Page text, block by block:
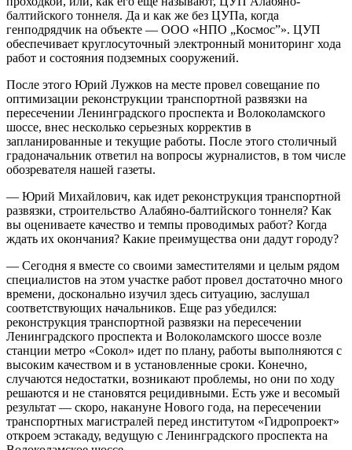
балтийского тоннеля. Да и как же без ЦУПа, когда
генподрядчик на объекте — ООО «НПО „Космос”». ЦУП
обеспечивает круглосуточный электронный мониторинг хода
работ и состояния подземных сооружений.
После этого Юрий Лужков на месте провел совещание по
оптимизации реконструкции транспортной развязки на
пересечении Ленинградского проспекта и Волоколамского
шоссе, внес несколько серьезных корректив в
запланированные и текущие работы. После этого столичный
градоначальник ответил на вопросы журналистов, в том числе
обозревателя нашей газеты.
— Юрий Михайлович, как идет реконструкция транспортной
развязки, строительство Алабяно-балтийского тоннеля? Как
вы оцениваете качество и темпы проводимых работ? Когда
ждать их окончания? Какие преимущества они дадут городу?
— Сегодня я вместе со своими заместителями и целым рядом
специалистов на этом участке работ провел достаточно много
времени, досконально изучил здесь ситуацию, заслушал
соответствующих начальников. Еще раз убедился:
реконструкция транспортной развязки на пересечении
Ленинградского проспекта и Волоколамского шоссе возле
станции метро «Сокол» идет по плану, работы выполняются с
высоким качеством и в установленные сроки. Конечно,
случаются недостатки, возникают проблемы, но они по ходу
решаются и не становятся рецидивными. Есть уже и весомый
результат — скоро, накануне Нового года, на пересечении
транспортных магистралей перед институтом «Гидропроект»
откроем эстакаду, ведущую с Ленинградского проспекта на